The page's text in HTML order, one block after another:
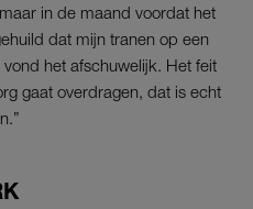
in de maand voordat het
dat mijn tranen op een
het afschuwelijk. Het feit
gaat overdragen, dat is echt